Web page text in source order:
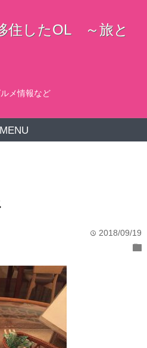
住したOL ～旅と
メ情報など
MENU
time 2018/09/19
folder